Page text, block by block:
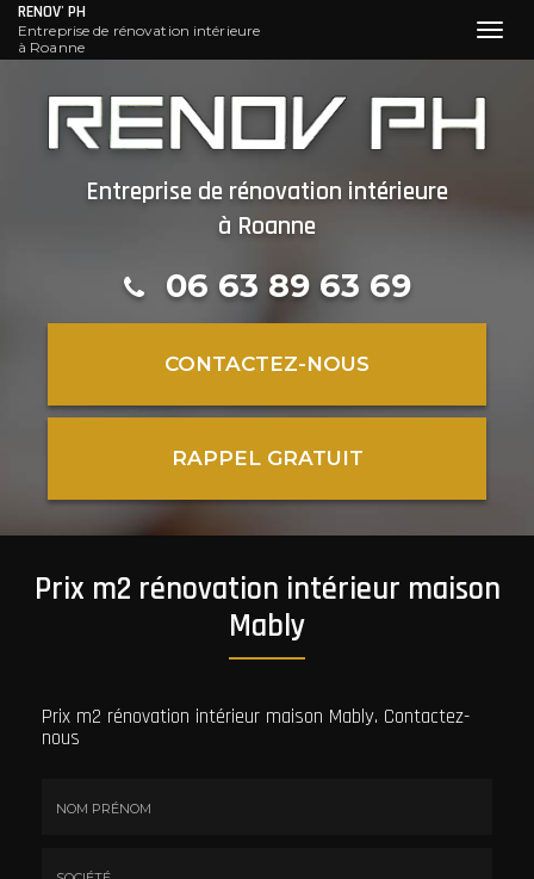
contenu
RENOV' PH
Entreprise de rénovation intérieure
à Roanne
Entreprise de rénovation intérieure
à Roanne
06 63 89 63 69
CONTACTEZ-NOUS
RAPPEL GRATUIT
Prix m2 rénovation intérieur maison
Mably
Prix m2 rénovation intérieur maison Mably. Contactez-
nous